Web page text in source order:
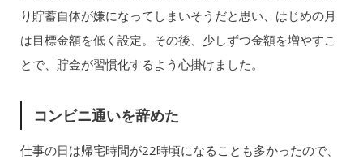
り貯蓄自体が嫌になってしまいそうだと思い、はじめの月
は目標金額を低く設定。その後、少しずつ金額を増やすこ
とで、貯金が習慣化するよう心掛けました。
コンビニ通いを辞めた
仕事の日は帰宅時間が22時頃になることも多かったので、